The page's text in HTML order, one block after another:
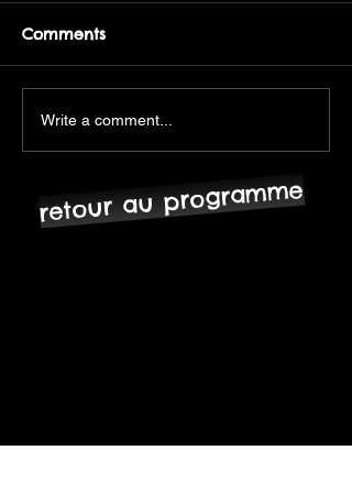
Comments
Write a comment...
retour au programme